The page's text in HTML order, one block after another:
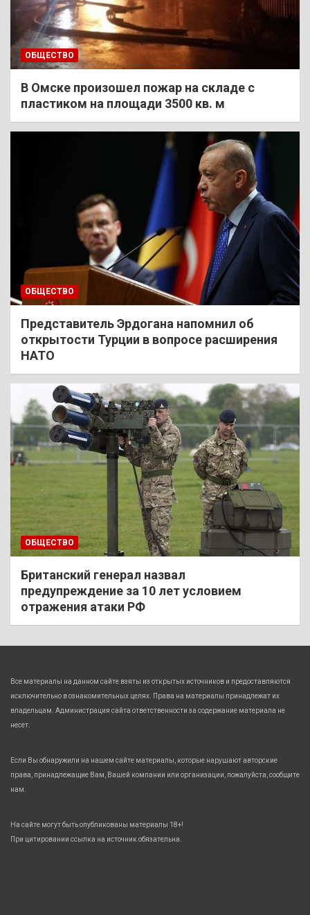
ОБЩЕСТВО
В Омске произошел пожар на складе с
пластиком на площади 3500 кв. м
ОБЩЕСТВО
Представитель Эрдогана напомнил об
открытости Турции в вопросе расширения
НАТО
ОБЩЕСТВО
Британский генерал назвал
предупреждение за 10 лет условием
отражения атаки РФ
Все материалы на данном сайте взяты из открытых источников и предоставляются
исключительно в ознакомительных целях. Права на материалы принадлежат их
владельцам. Администрация сайта ответственности за содержание материала не
несет.
Если Вы обнаружили на нашем сайте материалы, которые нарушают авторские
права, принадлежащие Вам, Вашей компании или организации, пожалуйста, сообщите
нам.
На сайте могут быть опубликованы материалы 18+!
При цитировании ссылка на источник обязательна.